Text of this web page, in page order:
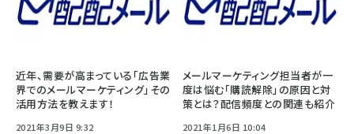
近年、需要が高まっている「広告業
界でのメールマーケティング」その
活用方法を教えます！
2021年3月9日 9:32
メールマーケティング担当者が一
度は悩む「購読解除」の原因と対
策とは？配信頻度との関連も紹介
2021年1月6日 10:04